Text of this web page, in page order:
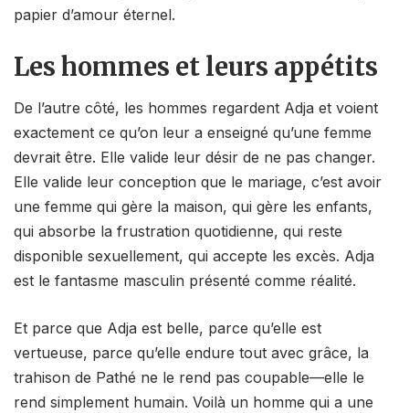
papier d’amour éternel.
Les hommes et leurs appétits
De l’autre côté, les hommes regardent Adja et voient
exactement ce qu’on leur a enseigné qu’une femme
devrait être. Elle valide leur désir de ne pas changer.
Elle valide leur conception que le mariage, c’est avoir
une femme qui gère la maison, qui gère les enfants,
qui absorbe la frustration quotidienne, qui reste
disponible sexuellement, qui accepte les excès. Adja
est le fantasme masculin présenté comme réalité.
Et parce que Adja est belle, parce qu’elle est
vertueuse, parce qu’elle endure tout avec grâce, la
trahison de Pathé ne le rend pas coupable—elle le
rend simplement humain. Voilà un homme qui a une